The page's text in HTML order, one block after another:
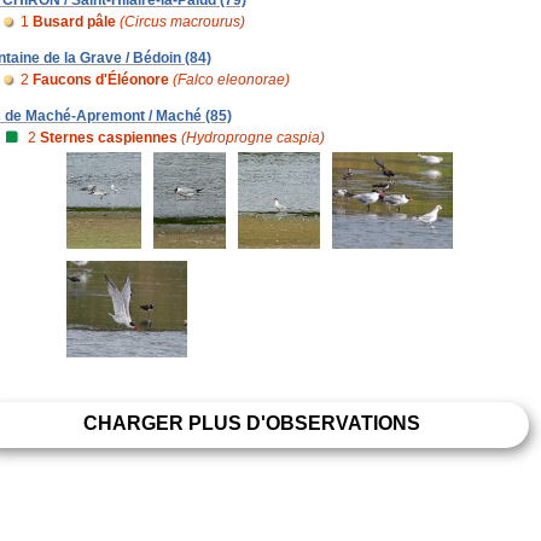
1 Busard pâle (Circus macrourus)
de la Grave / Bédoin (84)
2 Faucons d'Éléonore (Falco eleonorae)
de Maché-Apremont / Maché (85)
2 Sternes caspiennes (Hydroprogne caspia)
CHARGER PLUS D'OBSERVATIONS